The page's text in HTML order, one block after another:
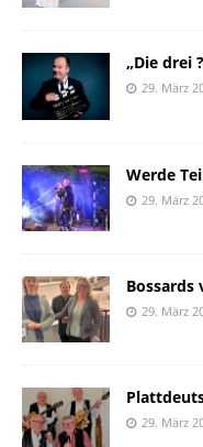
„Die drei
29. März
Werde
29. März
Bossards
29. März
29. März